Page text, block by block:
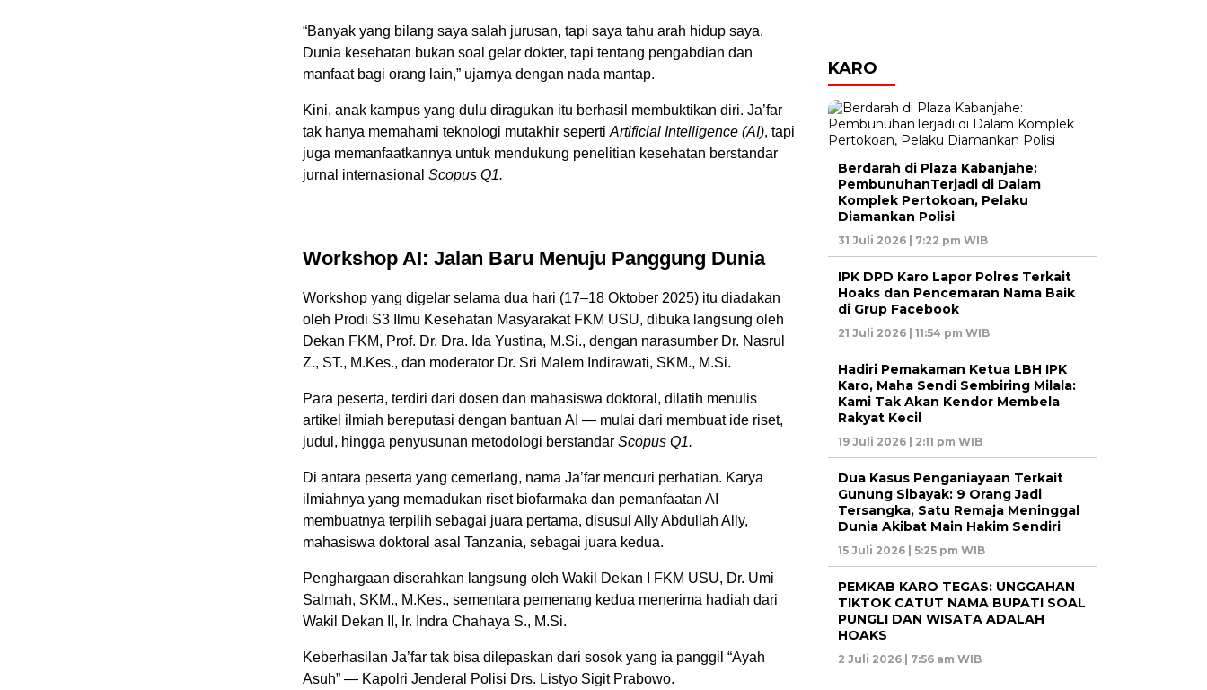
“Banyak yang bilang saya salah jurusan, tapi saya tahu arah hidup saya.
Dunia kesehatan bukan soal gelar dokter, tapi tentang pengabdian dan
manfaat bagi orang lain,” ujarnya dengan nada mantap.
Kini, anak kampus yang dulu diragukan itu berhasil membuktikan diri. Ja’far
tak hanya memahami teknologi mutakhir seperti Artificial Intelligence (AI), tapi
juga memanfaatkannya untuk mendukung penelitian kesehatan berstandar
jurnal internasional Scopus Q1.
Workshop AI: Jalan Baru Menuju Panggung Dunia
Workshop yang digelar selama dua hari (17–18 Oktober 2025) itu diadakan
oleh Prodi S3 Ilmu Kesehatan Masyarakat FKM USU, dibuka langsung oleh
Dekan FKM, Prof. Dr. Dra. Ida Yustina, M.Si., dengan narasumber Dr. Nasrul
Z., ST., M.Kes., dan moderator Dr. Sri Malem Indirawati, SKM., M.Si.
Para peserta, terdiri dari dosen dan mahasiswa doktoral, dilatih menulis
artikel ilmiah bereputasi dengan bantuan AI — mulai dari membuat ide riset,
judul, hingga penyusunan metodologi berstandar Scopus Q1.
Di antara peserta yang cemerlang, nama Ja’far mencuri perhatian. Karya
ilmiahnya yang memadukan riset biofarmaka dan pemanfaatan AI
membuatnya terpilih sebagai juara pertama, disusul Ally Abdullah Ally,
mahasiswa doktoral asal Tanzania, sebagai juara kedua.
Penghargaan diserahkan langsung oleh Wakil Dekan I FKM USU, Dr. Umi
Salmah, SKM., M.Kes., sementara pemenang kedua menerima hadiah dari
Wakil Dekan II, Ir. Indra Chahaya S., M.Si.
Keberhasilan Ja’far tak bisa dilepaskan dari sosok yang ia panggil “Ayah
Asuh” — Kapolri Jenderal Polisi Drs. Listyo Sigit Prabowo.
KARO
Berdarah di Plaza Kabanjahe:
PembunuhanTerjadi di Dalam
Komplek Pertokoan, Pelaku
Diamankan Polisi
31 Juli 2026 | 7:22 pm WIB
IPK DPD Karo Lapor Polres Terkait
Hoaks dan Pencemaran Nama Baik
di Grup Facebook
21 Juli 2026 | 11:54 pm WIB
Hadiri Pemakaman Ketua LBH IPK
Karo, Maha Sendi Sembiring Milala:
Kami Tak Akan Kendor Membela
Rakyat Kecil
19 Juli 2026 | 2:11 pm WIB
Dua Kasus Penganiayaan Terkait
Gunung Sibayak: 9 Orang Jadi
Tersangka, Satu Remaja Meninggal
Dunia Akibat Main Hakim Sendiri
15 Juli 2026 | 5:25 pm WIB
PEMKAB KARO TEGAS: UNGGAHAN
TIKTOK CATUT NAMA BUPATI SOAL
PUNGLI DAN WISATA ADALAH
HOAKS
2 Juli 2026 | 7:56 am WIB